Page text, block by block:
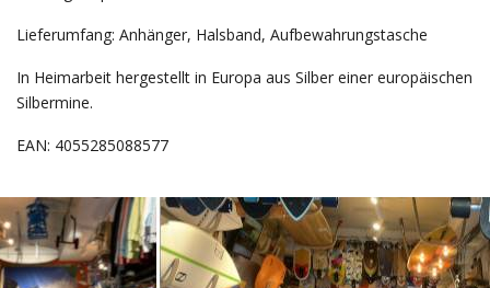
Lieferumfang: Anhänger, Halsband, Aufbewahrungstasche
In Heimarbeit hergestellt in Europa aus Silber einer europäischen
Silbermine.
EAN: 4055285088577